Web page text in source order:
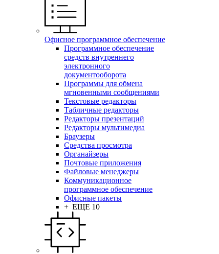
Офисное программное обеспечение
Программное обеспечение
средств внутреннего
электронного
документооборота
Программы для обмена
мгновенными сообщениями
Текстовые редакторы
Табличные редакторы
Редакторы презентаций
Редакторы мультимедиа
Браузеры
Средства просмотра
Органайзеры
Почтовые приложения
Файловые менеджеры
Коммуникационное
программное обеспечение
Офисные пакеты
+ ЕЩЕ 10